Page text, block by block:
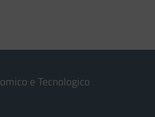
e Tecnologico